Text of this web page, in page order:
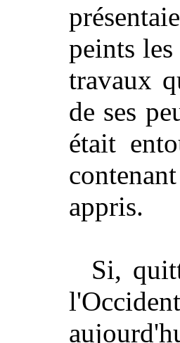
peints
travaux
de ses
était
appris.
Si,